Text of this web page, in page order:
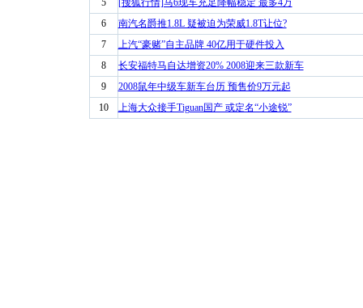
5
[搜狐行情]马6现车充足降幅稳定 最多4万
6
南汽名爵推1.8L 疑被迫为荣威1.8T让位?
7
上汽“豪赌”自主品牌 40亿用于硬件投入
8
长安福特马自达增资20% 2008迎来三款新车
9
2008鼠年中级车新车台历 预售价9万元起
10
上海大众接手Tiguan国产 或定名“小途锐”